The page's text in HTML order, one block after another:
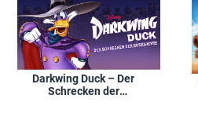
Darkwing Duck – Der
Schrecken der